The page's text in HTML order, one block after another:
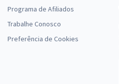
Programa de Afiliados
Trabalhe Conosco
Preferência de Cookies